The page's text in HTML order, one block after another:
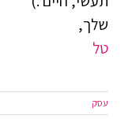
שלך,
טל
עסק